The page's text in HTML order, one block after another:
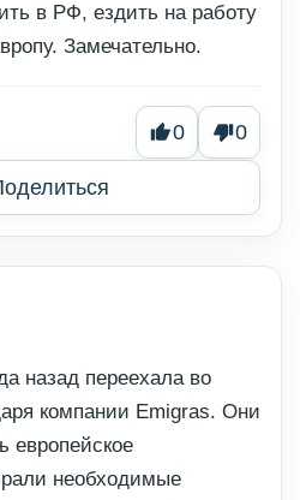
в РФ, ездить на работу
Замечательно.
0 0
назад переехала во
компании Emigras. Они
европейское
необходимые